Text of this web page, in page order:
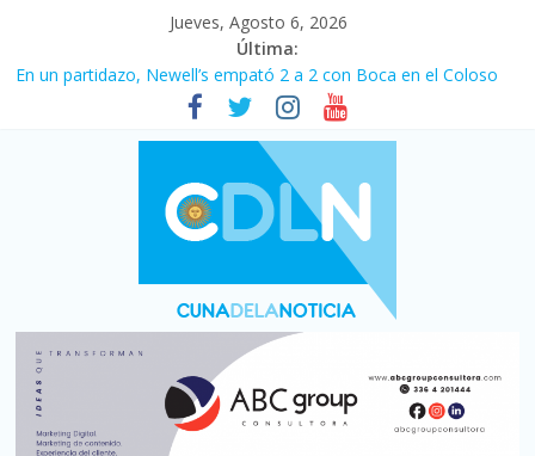
Jueves, Agosto 6, 2026
Última:
En un partidazo, Newell’s empató 2 a 2 con Boca en el Coloso
Vacaciones de invierno con más movimiento y consumo
turístico: 4,6 millones de personas viajaron por el país, un 5,9%
Fuerte caída de la venta de autos usados en julio: bajó un 12,6%
Central venció 1 a 0 al River de Coudet en el Monumental
Pullaro mejora sus relaciones con el Gobierno nacional